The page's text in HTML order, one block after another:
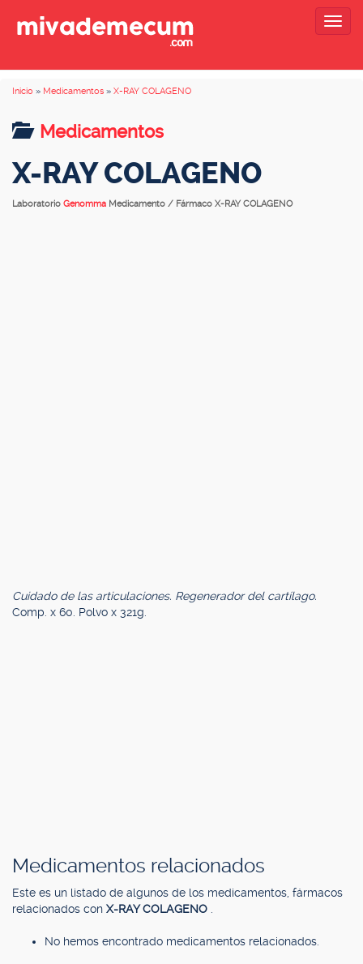
Inicio » Medicamentos » X-RAY COLAGENO
Medicamentos
X-RAY COLAGENO
Laboratorio Genomma Medicamento / Fármaco X-RAY COLAGENO
Cuidado de las articulaciones. Regenerador del cartílago.
Comp. x 60. Polvo x 321g.
Medicamentos relacionados
Este es un listado de algunos de los medicamentos, fármacos
relacionados con X-RAY COLAGENO
No hemos encontrado medicamentos relacionados.